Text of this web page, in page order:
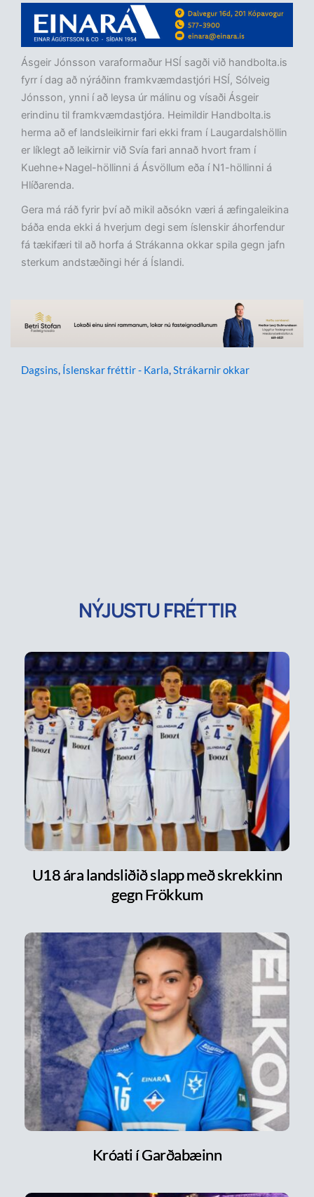
Ásgeir Jónsson varaformaður HSÍ sagði við handbolta.is
fyrr í dag að nýráðinn framkvæmdastjóri HSÍ, Sólveig
Jónsson, ynni í að leysa úr málinu og vísaði Ásgeir
erindinu til framkvæmdastjóra. Heimildir Handbolta.is
herma að ef landsleikirnir fari ekki fram í Laugardalshöllin
er líklegt að leikirnir við Svía fari annað hvort fram í
Kuehne+Nagel-höllinni á Ásvöllum eða í N1-höllinni á
Hlíðarenda.
Gera má ráð fyrir því að mikil aðsókn væri á æfingaleikina
báða enda ekki á hverjum degi sem íslenskir áhorfendur
fá tækifæri til að horfa á Strákanna okkar spila gegn jafn
sterkum andstæðingi hér á Íslandi.
Dagsins, Íslenskar fréttir - Karla,Strákarnir okkar
NÝJUSTU FRÉTTIR
U18 ára landsliðið slapp með skrekkinn
gegn Frökkum
Króati í Garðabæinn